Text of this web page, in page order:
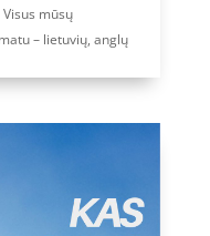
mūsų
– lietuvių, anglų